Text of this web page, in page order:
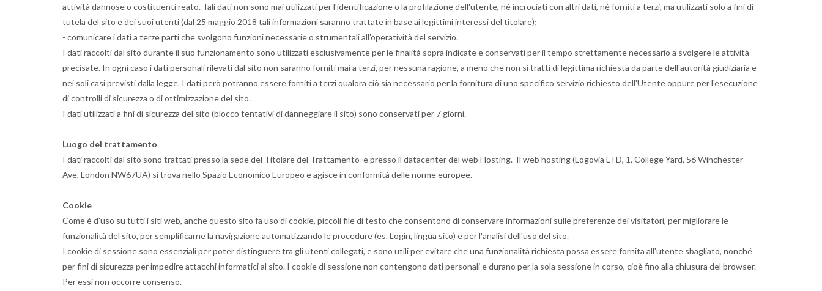
attività dannose o costituenti reato. Tali dati non sono mai utilizzati per l'identificazione o la profilazione dell'utente, né incrociati con altri dati, né forniti a terzi, ma utilizzati solo a fini di
tutela del sito e dei suoi utenti (dal 25 maggio 2018 tali informazioni saranno trattate in base ai legittimi interessi del titolare);
- comunicare i dati a terze parti che svolgono funzioni necessarie o strumentali all'operatività del servizio.
I dati raccolti dal sito durante il suo funzionamento sono utilizzati esclusivamente per le finalità sopra indicate e conservati per il tempo strettamente necessario a svolgere le attività
precisate. In ogni caso i dati personali rilevati dal sito non saranno forniti mai a terzi, per nessuna ragione, a meno che non si tratti di legittima richiesta da parte dell'autorità giudiziaria e
nei soli casi previsti dalla legge. I dati però potranno essere forniti a terzi qualora ciò sia necessario per la fornitura di uno specifico servizio richiesto dell'Utente oppure per l'esecuzione
di controlli di sicurezza o di ottimizzazione del sito.
I dati utilizzati a fini di sicurezza del sito (blocco tentativi di danneggiare il sito) sono conservati per 7 giorni.
Luogo del trattamento
I dati raccolti dal sito sono trattati presso la sede del Titolare del Trattamento e presso il datacenter del web Hosting. Il web hosting (Logovia LTD, 1, College Yard, 56 Winchester
Ave, London NW67UA) si trova nello Spazio Economico Europeo e agisce in conformità delle norme europee.
Cookie
Come è d'uso su tutti i siti web, anche questo sito fa uso di cookie, piccoli file di testo che consentono di conservare informazioni sulle preferenze dei visitatori, per migliorare le
funzionalità del sito, per semplificarne la navigazione automatizzando le procedure (es. Login, lingua sito) e per l'analisi dell'uso del sito.
I cookie di sessione sono essenziali per poter distinguere tra gli utenti collegati, e sono utili per evitare che una funzionalità richiesta possa essere fornita all'utente sbagliato, nonché
per fini di sicurezza per impedire attacchi informatici al sito. I cookie di sessione non contengono dati personali e durano per la sola sessione in corso, cioè fino alla chiusura del browser.
Per essi non occorre consenso.